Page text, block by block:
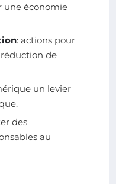
une économie
: actions pour
de
un levier
des
au